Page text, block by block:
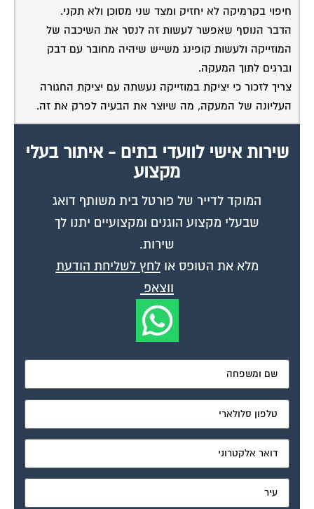
חיפוי בקרמיקה לא יחזיק ומצד שני מסוכן ולא תקני.
הדבר הנוסף שאפשר לעשות זה לנסר את השיכבה של
המוזייקה ולעשות קופינג משייש שיהיה מחובר עם דבק
וברגים לתוך המעקה.
צריך לזכור כי יציקת במוזייקה נעשתה עם יציקת החגורה
העליונה של המעקה, מה שיוצר את הבעיה לפרק את זה.
שירות אישי לוועדי בתים - איתור בעלי
מקצוע
המוקד לדייר של פורטל בית משותף דואג
שבעלי מקצוע הוגנים ומקצועיים יתנו לך
שירות.
מלא את הטופס אולחץ לשליחת הודעת
ווצאפ